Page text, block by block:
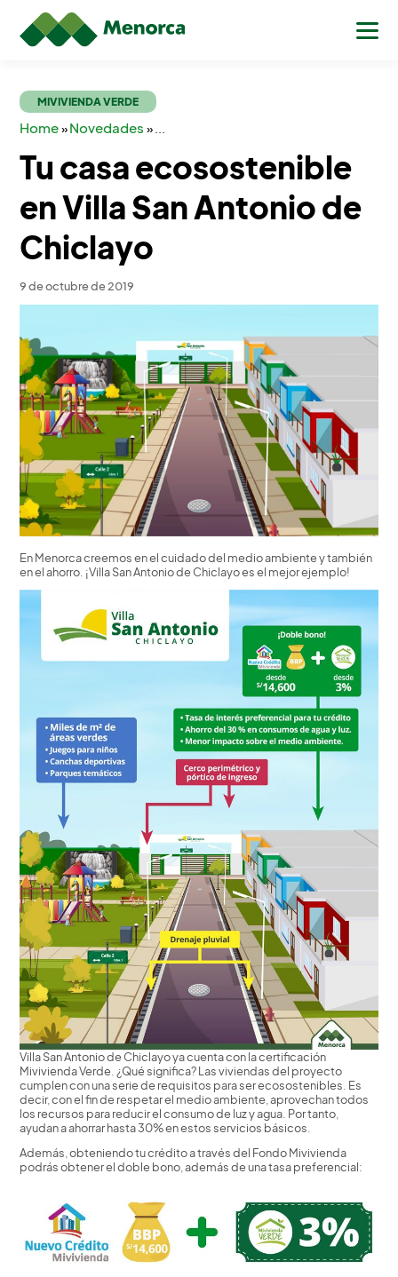
MIVIVIENDA VERDE
Home»Novedades»
Tu casa ecosostenible
en Villa San Antonio de
Chiclayo
9 de octubre de 2019
En Menorca creemos en el cuidado del medio ambiente y también
en el ahorro. ¡Villa San Antonio de Chiclayo es el mejor ejemplo!
Villa San Antonio de Chiclayo ya cuenta con la certificación
Mivivienda Verde. ¿Qué significa? Las viviendas del proyecto
cumplen con una serie de requisitos para ser ecosostenibles. Es
decir, con el fin de respetar el medio ambiente, aprovechan todos
los recursos para reducir el consumo de luz y agua. Por tanto,
ayudan a ahorrar hasta 30% en estos servicios básicos.
Además, obteniendo tu crédito a través del Fondo Mivivienda
podrás obtener el doble bono, además de una tasa preferencial: